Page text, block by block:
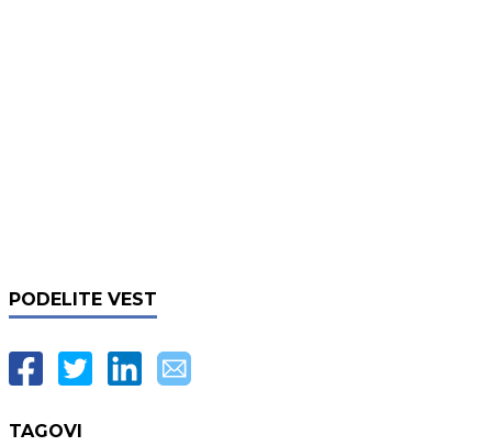
PODELITE VEST
TAGOVI